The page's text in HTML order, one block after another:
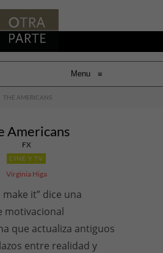
Menu ≡
THE AMERICANS
Americans
FX
CINE Y TV
Virginia Higa
it” dice una
motivacional
que actualiza antiguos
entre realidad y